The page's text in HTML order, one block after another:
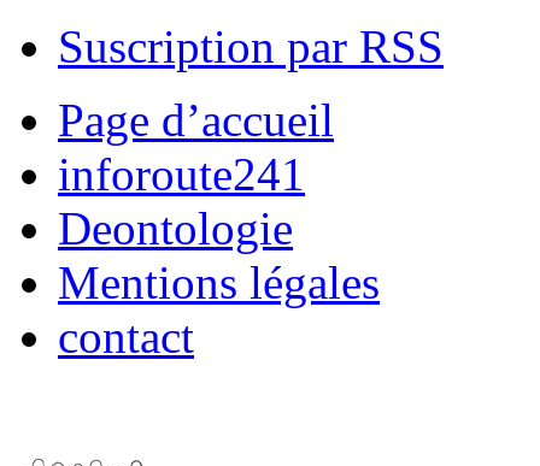
Suscription par RSS
Page d’accueil
inforoute241
Deontologie
Mentions légales
contact